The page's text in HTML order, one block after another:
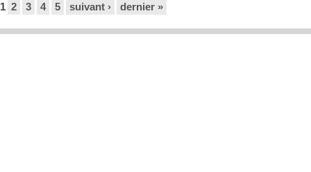
1 2 3 4 5 suivant › dernier »